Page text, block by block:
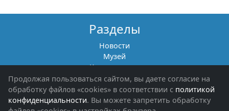
Разделы
Новости
Музей
Книги памяти
Фотоальбомы
Обращения граждан
Помощь участникам СВО и их семьям
Продолжая пользоваться сайтом, вы даете согласие на
обработку файлов «cookies» в соответствии с политикой
конфиденциальности. Вы можете запретить обработку